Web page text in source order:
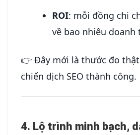
ROI: mỗi đồng chi
về bao nhiêu doanh
👉 Đây mới là thước đo
chiến dịch SEO thành công.
4. Lộ trình minh bạch,